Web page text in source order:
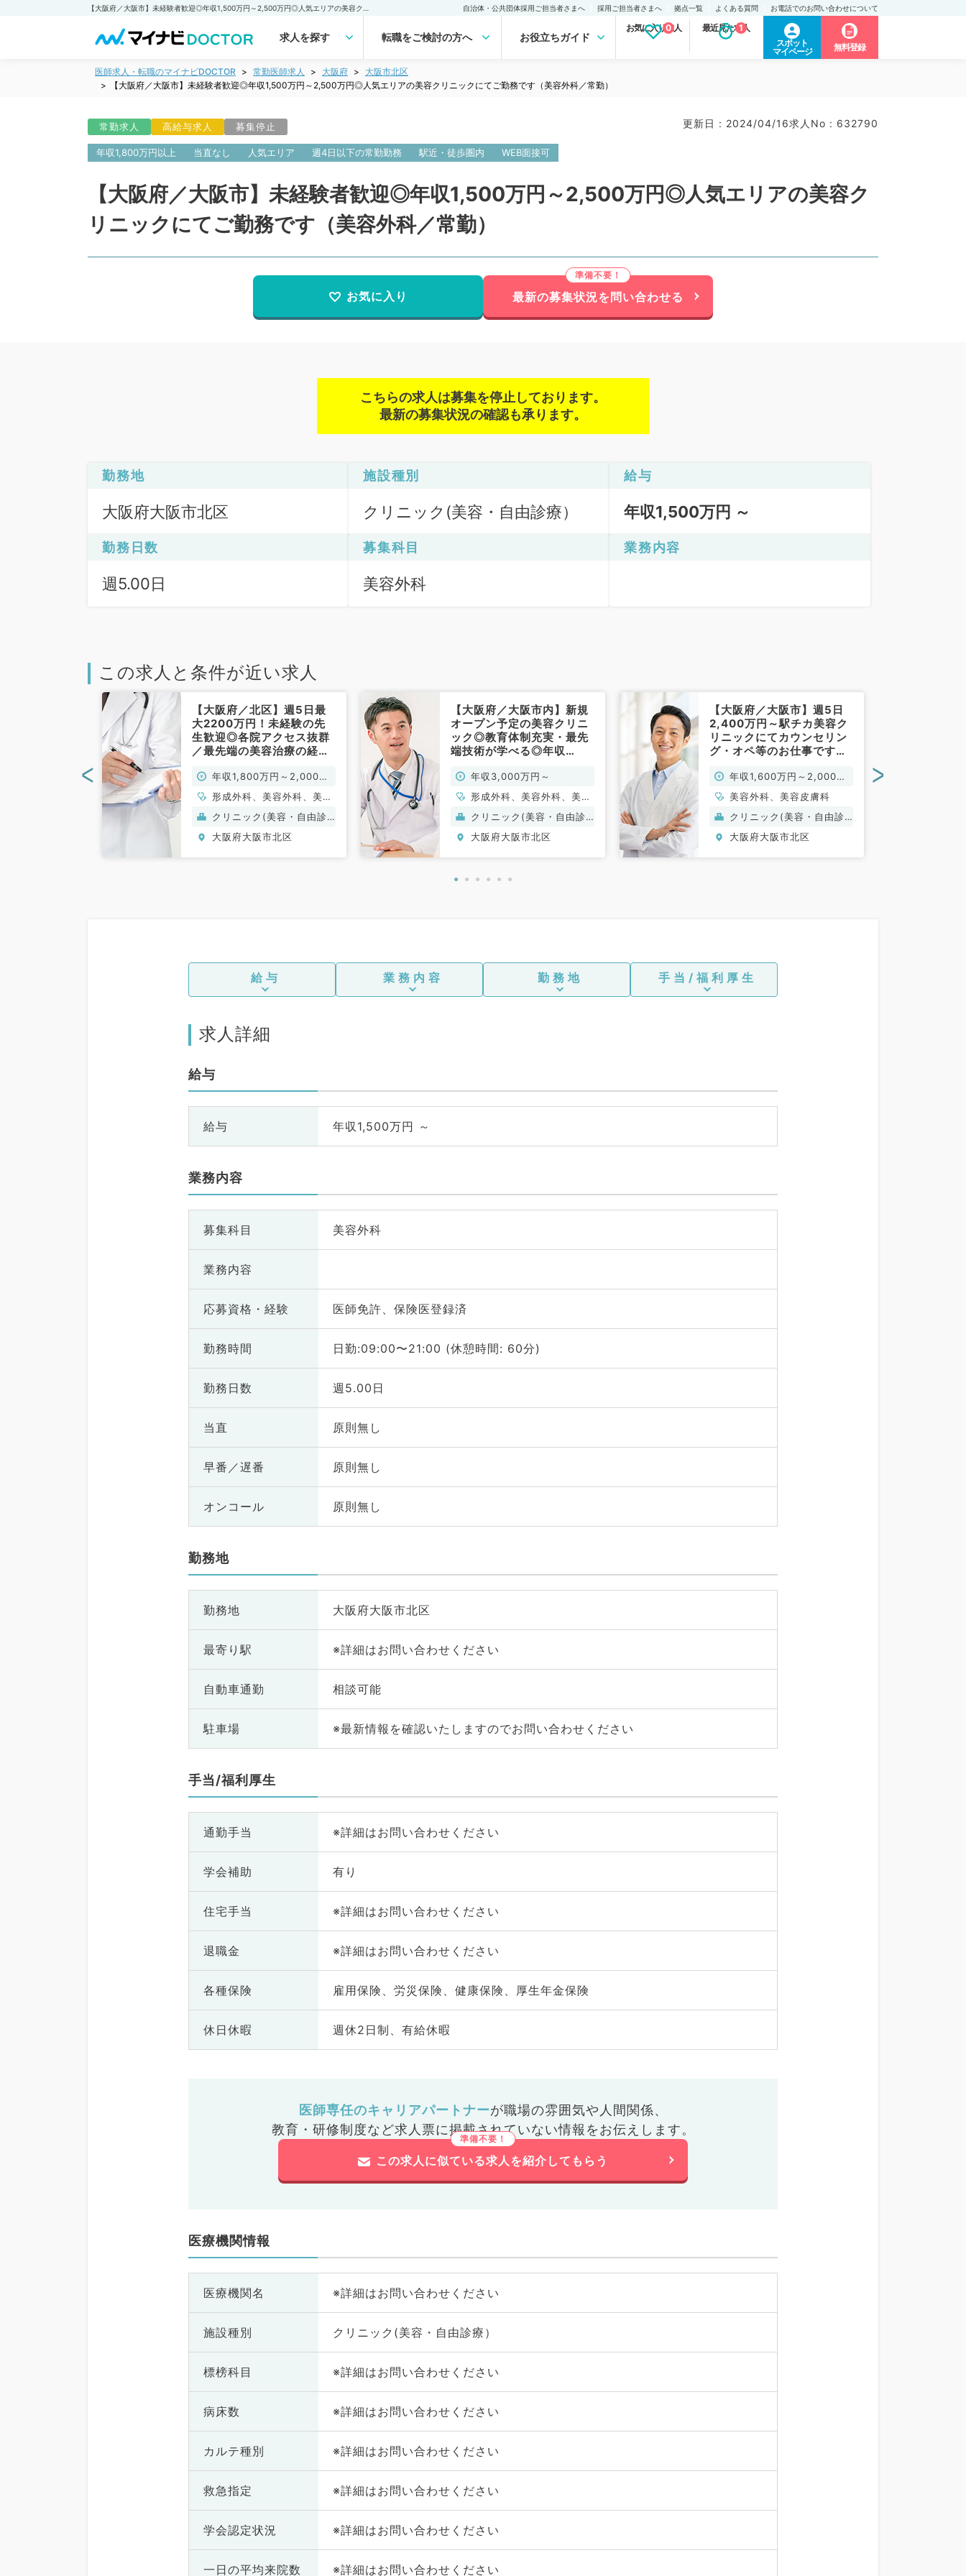
自治体・公共団体採用ご担当者さまへ 採用ご担当者さまへ 拠点一覧 よくある質問 お電話でのお問い合わせについて
求人を探す 転職をご検討の方へ お役立ちガイド
お気に入り求人
0 最近見た求人
1
スポット
マイページ
無料登録
医師求人・転職のマイナビDOCTOR 常勤医師求人 大阪府
大阪市北区
【大阪府／大阪市】未経験者歓迎◎年収1,500万円～2,500万円◎人気エリアの美容クリニックにてご勤務です（美容外科／常勤）
常勤求人 高給与求人 募集停止 更新日 : 2024/04/16求人No : 632790
年収1,800万円以上 当直なし 人気エリア 週4日以下の常勤勤務 駅近・徒歩圏内 WEB面接可
【大阪府／大阪市】未経験者歓迎◎年収1,500万円～2,500万円◎人気エリアの美容ク
リニックにてご勤務です（美容外科／常勤）
お気に入り 最新の募集状況を問い合わせる
こちらの求人は募集を停止しております。
最新の募集状況の確認も承ります。
勤務地
大阪府大阪市北区
施設種別
クリニック(美容・自由診療）
給与
年収1,500万円 ～
勤務日数
週5.00日
募集科目
美容外科
業務内容
この求人と条件が近い求人
【大阪府／北区】週5日最
大2200万円！未経験の先
生歓迎◎各院アクセス抜群
／最先端の美容治療の経験
♪（美容皮膚科・美容外科
／常勤）
年収1,800万円～2,000万
円
形成外科、美容外科、美容
皮膚科
クリニック(美容・自由診
療）
大阪府大阪市北区
【大阪府／大阪市内】新規
オープン予定の美容クリニ
ック◎教育体制充実・最先
端技術が学べる◎年収
科・美容外科・形成外科／
常勤）
年収3,000万円～
形成外科、美容外科、美容
皮膚科
クリニック(美容・自由診
療）
大阪府大阪市北区
【大阪府／大阪市】週5日
2,400万円～駅チカ美容ク
リニックにてカウンセリン
グ・オペ等のお仕事です
年収1,600万円～2,000万
円
美容外科、美容皮膚科
クリニック(美容・自由診
療）
大阪府大阪市北区
< >
給与 業務内容 勤務地 手当/福利厚生
求人詳細
給与
給与 年収1,500万円 ～
業務内容
募集科目 美容外科
業務内容
応募資格・ 経験 医師免許、保険医登録済
勤務時間 日勤:09:00〜21:00 (休憩時間: 60分)
勤務日数 週5.00日
当直 原則無し
早番／遅番 原則無し
オンコール 原則無し
勤務地
勤務地 大阪府大阪市北区
最寄り駅 ※詳細はお問い合わせください
自動車通勤 相談可能
駐車場 ※最新情報を確認いたしますのでお問い合わせください
手当/福利厚生
通勤手当 ※詳細はお問い合わせください
学会補助 有り
住宅手当 ※詳細はお問い合わせください
退職金 ※詳細はお問い合わせください
各種保険 雇用保険、労災保険、健康保険、厚生年金保険
休日休暇 週休2日制、有給休暇
医師専任のキャリアパートナーが職場の雰囲気や人間関係、
教育・研修制度など求人票に掲載されていない情報をお伝えします。
この求人に似ている求人を紹介してもらう
医療機関情報
医療機関名 ※詳細はお問い合わせください
施設種別 クリニック(美容・自由診療）
標榜科目 ※詳細はお問い合わせください
病床数 ※詳細はお問い合わせください
カルテ種別 ※詳細はお問い合わせください
救急指定 ※詳細はお問い合わせください
学会認定状況 ※詳細はお問い合わせください
一日の平均来院数 ※詳細はお問い合わせください